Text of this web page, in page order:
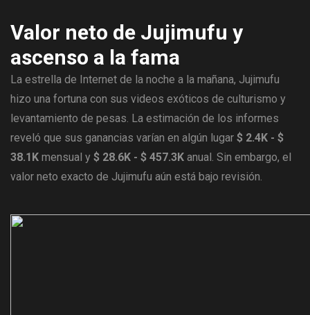
Valor neto de Jujimufu y
ascenso a la fama
La estrella de Internet de la noche a la mañana, Jujimufu
hizo una fortuna con sus videos exóticos de culturismo y
levantamiento de pesas. La estimación de los informes
reveló que sus ganancias varían en algún lugar $ 2.4K - $
38.1K mensual y $ 28.6K - $ 457.3K anual. Sin embargo, el
valor neto exacto de Jujimufu aún está bajo revisión.